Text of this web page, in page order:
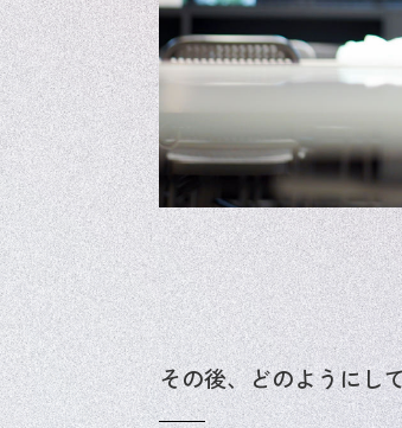
その後、どのようにし